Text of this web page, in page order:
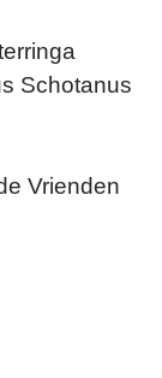
Schotanus
Vrienden